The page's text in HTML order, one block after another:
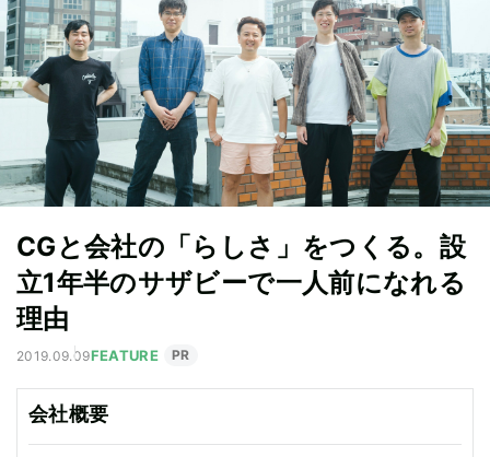
CGと会社の「らしさ」をつくる。設
立1年半のサザビーで一人前になれる
理由
2019.09.09FEATURE PR
会社概要